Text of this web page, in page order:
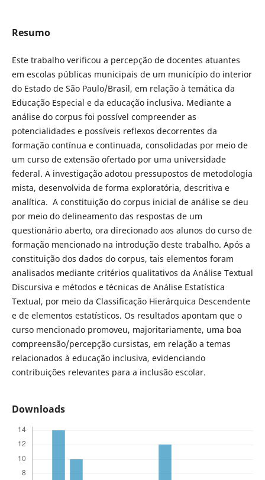
Resumo
Este trabalho verificou a percepção de docentes atuantes
em escolas públicas municipais de um município do interior
do Estado de São Paulo/Brasil, em relação à temática da
Educação Especial e da educação inclusiva. Mediante a
análise do corpus foi possível compreender as
potencialidades e possíveis reflexos decorrentes da
formação contínua e continuada, consolidadas por meio de
um curso de extensão ofertado por uma universidade
federal. A investigação adotou pressupostos de metodologia
mista, desenvolvida de forma exploratória, descritiva e
analítica. A constituição do corpus inicial de análise se deu
por meio do delineamento das respostas de um
questionário aberto, ora direcionado aos alunos do curso de
formação mencionado na introdução deste trabalho. Após a
constituição dos dados do corpus, tais elementos foram
analisados mediante critérios qualitativos da Análise Textual
Discursiva e métodos e técnicas de Análise Estatística
Textual, por meio da Classificação Hierárquica Descendente
e de elementos estatísticos. Os resultados apontam que o
curso mencionado promoveu, majoritariamente, uma boa
compreensão/percepção cursistas, em relação a temas
relacionados à educação inclusiva, evidenciando
contribuições relevantes para a inclusão escolar.
Downloads